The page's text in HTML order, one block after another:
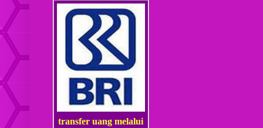
transfer uang melalui